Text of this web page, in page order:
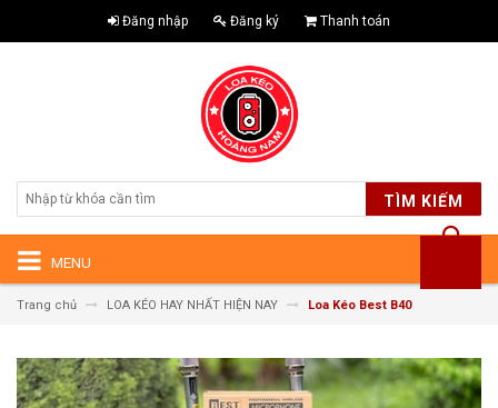
Đăng nhập Đăng ký Thanh toán
TÌM KIẾM
MENU
Trang chủ LOA KÉO HAY NHẤT HIỆN NAY Loa Kéo Best B40